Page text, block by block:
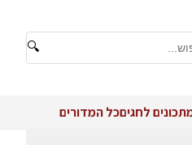
🔍
לחגיםכל המדורים